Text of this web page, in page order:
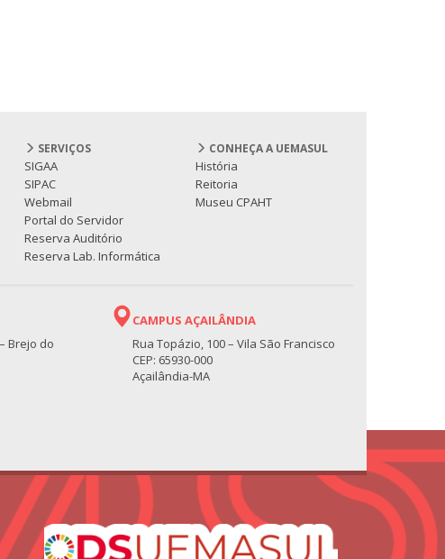
SERVIÇOS
SIGAA
SIPAC
Webmail
Portal do Servidor
Reserva Auditório
Reserva Lab. Informática
CONHEÇA A UEMASUL
História
Reitoria
Museu CPAHT
Brejo do
CAMPUS AÇAILÂNDIA
Rua Topázio, 100 – Vila São Francisco
CEP: 65930-000
Açailândia-MA